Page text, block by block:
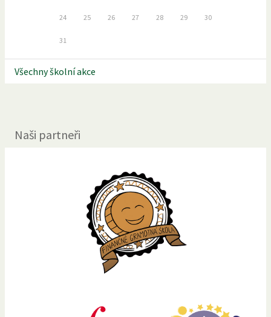
24 25 26 27 28 29 30
31
Všechny školní akce
Naši partneři